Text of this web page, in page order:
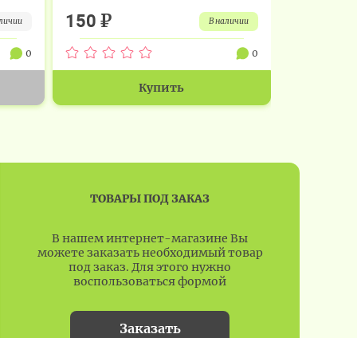
0
150 ₽ в наличии
0
Купить
ТОВАРЫ ПОД ЗАКАЗ
В нашем интернет-магазине Вы
можете заказать необходимый товар
под заказ. Для этого нужно
воспользоваться формой
Заказать